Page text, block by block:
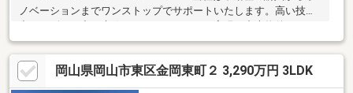
ノベーションまでワンストップでサポートいたします。高い技術
ベ・リフォームで蘇らせます。物件購入費用とリノベ工事費用を
一緒にローンで組む提案も可能です。3Dモデリングでリフォーム
の完成予想図を立体的に表現。購入・買い替え・購入+リノベー
ションなど、お気軽にご相談ください！お問い合わせは【086-
岡山県岡山市東区金岡東町２ 3,290万円 3LDK